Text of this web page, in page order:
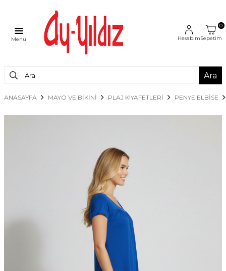
Menü Hesabım
0
Sepetim
Ara
ANASAYFA MAYO VE BİKİNİ PLAJ KIYAFETLERİ PENYE ELBISE